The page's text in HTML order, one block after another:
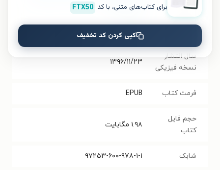
وحید جباری
یکشنبه
سال انتشار
نسخه فیزیکی
۱۳۹۶/۱۱/۲۳
فرمت کتاب EPUB
حجم فایل
کتاب
۱.۹۸ مگابایت
شابک ۹۷۲۵۳-۶۰۰-۹۷۸-۱-۱
برای کتاب‌های متنی، با کد FTX50
کپی کردن کد تخفیف